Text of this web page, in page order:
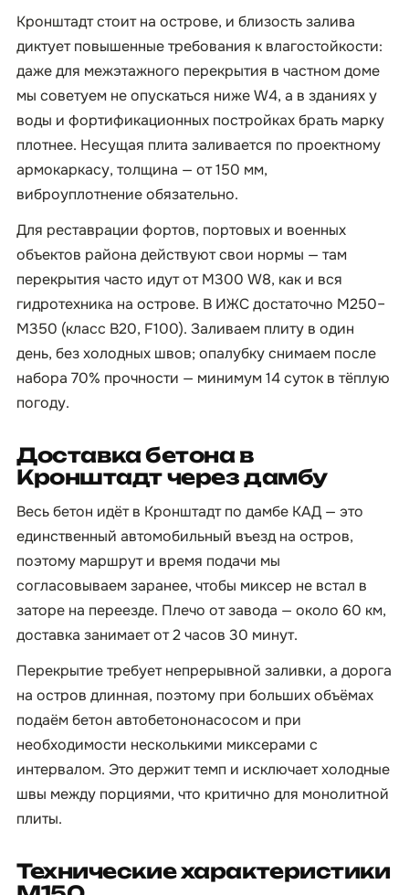
Кронштадт стоит на острове, и близость залива
диктует повышенные требования к влагостойкости:
даже для межэтажного перекрытия в частном доме
мы советуем не опускаться ниже W4, а в зданиях у
воды и фортификационных постройках брать марку
плотнее. Несущая плита заливается по проектному
армокаркасу, толщина — от 150 мм,
виброуплотнение обязательно.
Для реставрации фортов, портовых и военных
объектов района действуют свои нормы — там
перекрытия часто идут от М300 W8, как и вся
гидротехника на острове. В ИЖС достаточно М250–
М350 (класс B20, F100). Заливаем плиту в один
день, без холодных швов; опалубку снимаем после
набора 70% прочности — минимум 14 суток в тёплую
погоду.
Доставка бетона в
Кронштадт через дамбу
Весь бетон идёт в Кронштадт по дамбе КАД — это
единственный автомобильный въезд на остров,
поэтому маршрут и время подачи мы
согласовываем заранее, чтобы миксер не встал в
заторе на переезде. Плечо от завода — около 60 км,
доставка занимает от 2 часов 30 минут.
Перекрытие требует непрерывной заливки, а дорога
на остров длинная, поэтому при больших объёмах
подаём бетон автобетононасосом и при
необходимости несколькими миксерами с
интервалом. Это держит темп и исключает холодные
швы между порциями, что критично для монолитной
плиты.
Технические характеристики